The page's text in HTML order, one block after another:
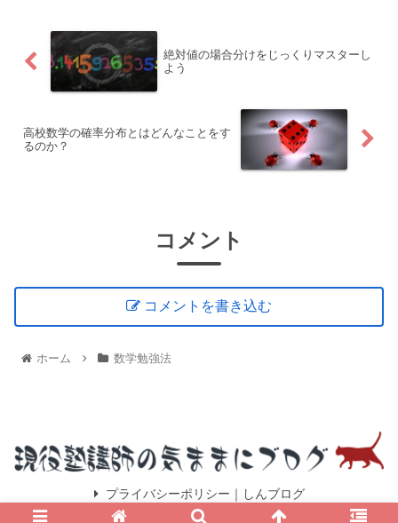
絶対値の場合分けをじっくりマスターし
よう
高校数学の確率分布とはどんなことをす
るのか？
コメント
コメントを書き込む
ホーム 数学勉強法
プライバシーポリシー｜しんブログ